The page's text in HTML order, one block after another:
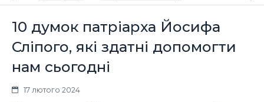
10 думок патріарха Йосифа
Сліпого, які здатні допомогти
нам сьогодні
17 лютого 2024